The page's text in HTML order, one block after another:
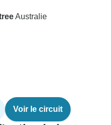
Australie
Voir le circuit